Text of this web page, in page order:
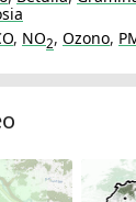
, NO2, Ozono,